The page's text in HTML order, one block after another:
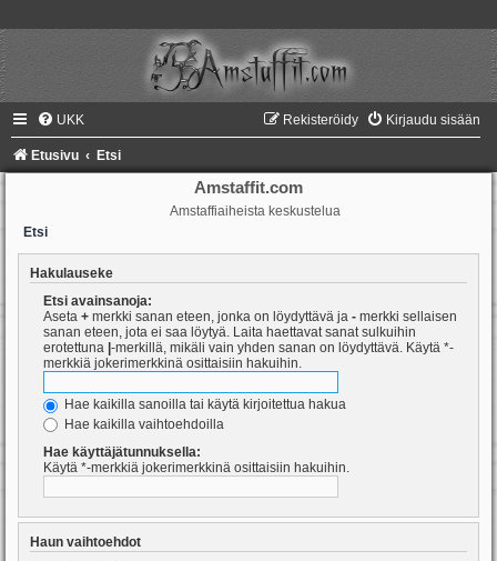
UKK Kirjaudu sisään
Rekisteröidy
Etusivu Etsi
Amstaffit.com
Amstaffiaiheista keskustelua
Etsi
Hakulauseke
Etsi avainsanoja:
Aseta + merkki sanan eteen, jonka on löydyttävä ja - merkki sellaisen
sanan eteen, jota ei saa löytyä. Laita haettavat sanat sulkuihin
erotettuna -merkillä, mikäli vain yhden sanan on löydyttävä. Käytä *-
merkkiä jokerimerkkinä osittaisiin hakuihin.
Hae kaikilla sanoilla tai käytä kirjoitettua hakua
Hae kaikilla vaihtoehdoilla
Hae käyttäjätunnuksella:
Käytä *-merkkiä jokerimerkkinä osittaisiin hakuihin.
Haun vaihtoehdot